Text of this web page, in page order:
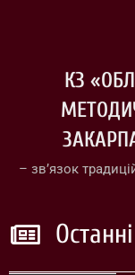
КЗ
– зв’язок